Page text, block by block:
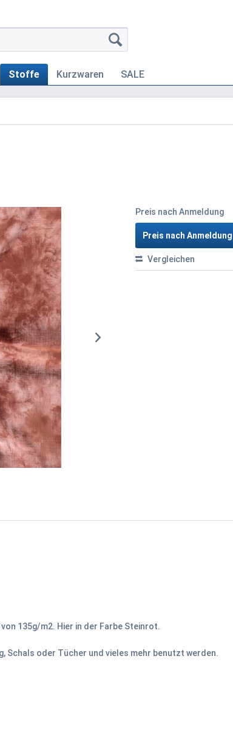
Stoffe Kurzwaren SALE
Preis nach Anmeldung
Preis nach Anmeldung
Vergleichen
135g/m2. Hier in der Farbe Steinrot.
Schals oder Tücher und vieles mehr benutzt werden.